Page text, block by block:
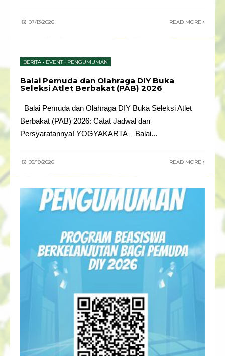
07/13/2026 READ MORE
BERITA • EVENT• PENGUMUMAN
Balai Pemuda dan Olahraga DIY Buka
Seleksi Atlet Berbakat (PAB) 2026
Balai Pemuda dan Olahraga DIY Buka Seleksi Atlet
Berbakat (PAB) 2026: Catat Jadwal dan
Persyaratannya! YOGYAKARTA – Balai...
05/19/2026 READ MORE